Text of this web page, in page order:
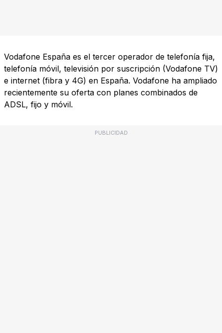
Vodafone España es el tercer operador de telefonía fija,
telefonía móvil, televisión por suscripción (Vodafone TV)
e internet (fibra y 4G) en España. Vodafone ha ampliado
recientemente su oferta con planes combinados de
ADSL, fijo y móvil.
PUBLICIDAD